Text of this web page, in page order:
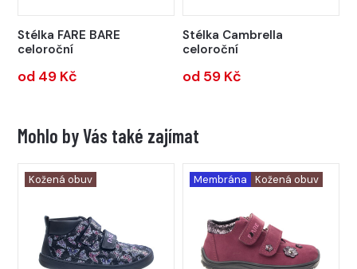
Stélka FARE BARE
celoroční
od 49 Kč
Stélka Cambrella
celoroční
od 59 Kč
Mohlo by Vás také zajímat
Kožená obuv Membrána Kožená obuv